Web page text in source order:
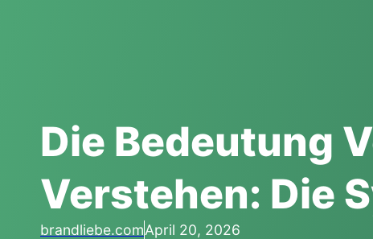
Die Bedeutung
Verstehen: Die
brandliebe.comApril 20, 2026